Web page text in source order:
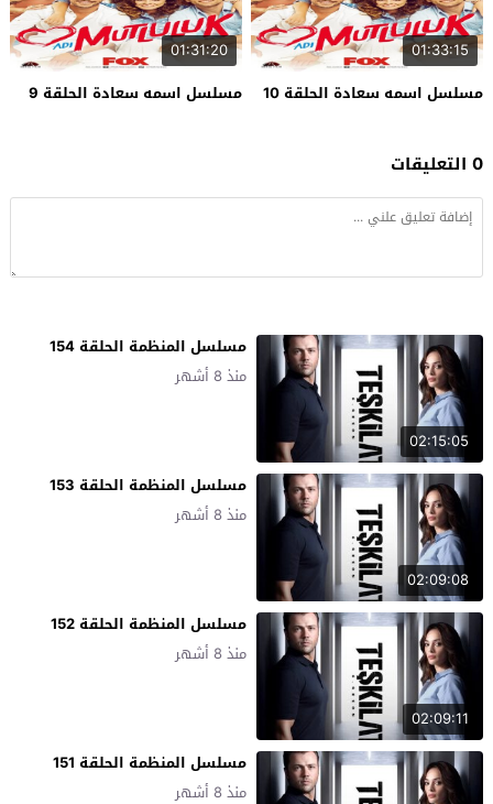
01:33:15
مسلسل اسمه سعادة الحلقة 10
01:31:20
مسلسل اسمه سعادة الحلقة 9
0 التعليقات
02:15:05
مسلسل المنظمة الحلقة 154
منذ 8 أشهر
02:09:08
مسلسل المنظمة الحلقة 153
منذ 8 أشهر
02:09:11
مسلسل المنظمة الحلقة 152
منذ 8 أشهر
مسلسل المنظمة الحلقة 151
منذ 8 أشهر